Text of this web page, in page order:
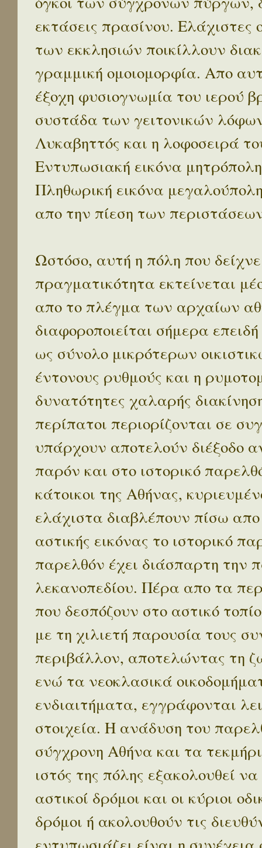
εκτάσεις πρασίνου.
των εκκλησιών ποικίλλουν
γραμμική ομοιομορφία. Απο
έξοχη φυσιογνωμία του ιερού
συστάδα των γειτονικών
Λυκαβηττός και η λοφοσειρά
Εντυπωσιακή εικόνα
Πληθωρική εικόνα
απο την πίεση των
Ωστόσο, αυτή η πόλη που
πραγματικότητα εκτείνεται
απο το πλέγμα των αρχαίων
διαφοροποιείται σήμερα
ως σύνολο μικρότερων
έντονους ρυθμούς και η
δυνατότητες χαλαρής
περίπατοι περιορίζονται σε
υπάρχουν αποτελούν διέξοδο
παρόν και στο ιστορικό
κάτοικοι της Αθήνας,
ελάχιστα διαβλέπουν πίσω
αστικής εικόνας το ιστορικό
παρελθόν έχει διάσπαρτη την
λεκανοπεδίου. Πέρα απο τα
που δεσπόζουν στο αστικό
με τη χιλιετή παρουσία τους
περιβάλλον, αποτελώντας τη
ενώ τα νεοκλασικά
ενδιαιτήματα, εγγράφονται
στοιχεία. Η ανάδυση του
σύγχρονη Αθήνα και τα
ιστός της πόλης εξακολουθεί
αστικοί δρόμοι και οι κύριοι
δρόμοι ή ακολουθούν τις